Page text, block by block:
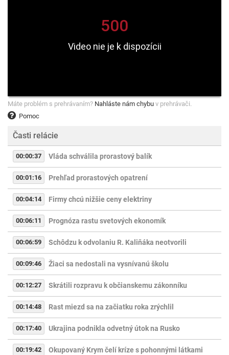
Pomoc
Máte problém s prehrávaním? Nahláste nám chybu v prehrávači.
Časti relácie
00:00:37 Vláda schválila prorastový balík
00:01:16 Prehľad prorastových opatrení
00:04:14 Firmy chcú nižšie ceny elektriny
00:06:11 Prognóza rastu svetových ekonomík
00:06:59 Schôdzu k odvolaniu R. Kaliňáka neotvorili
00:09:46 Žiaci sa nedostali na vysnívanú školu
00:12:27 Skrátili rozpravu k občianskemu zákonníku
00:14:48 Rast miezd sa na začiatku roka zrýchlil
00:17:40 Ukrajina podnikla odvetný útok na Rusko
00:19:42 Okupovaný Krym čelí kríze s pohonnými látkami